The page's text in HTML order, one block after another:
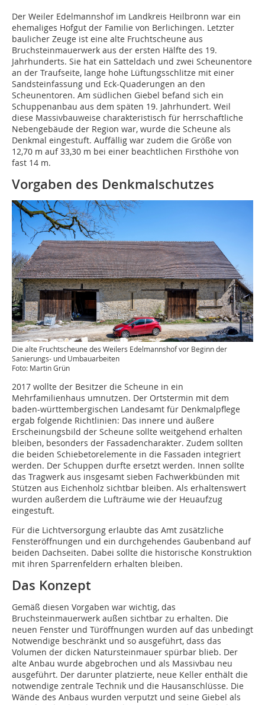
Der Weiler Edelmannshof im Landkreis Heilbronn war ein
ehemaliges Hofgut der Familie von Berlichingen. Letzter
baulicher Zeuge ist eine alte Fruchtscheune aus
Bruchsteinmauerwerk aus der ersten Hälfte des 19.
Jahrhunderts. Sie hat ein Satteldach und zwei Scheunentore
an der Traufseite, lange hohe Lüftungsschlitze mit einer
Sandsteinfassung und Eck-Quaderungen an den
Scheunentoren. Am südlichen Giebel befand sich ein
Schuppenanbau aus dem späten 19. Jahrhundert. Weil
diese Massivbauweise charakteristisch für herrschaftliche
Nebengebäude der Region war, wurde die Scheune als
Denkmal eingestuft. Auffällig war zudem die Größe von
12,70 m auf 33,30 m bei einer beachtlichen Firsthöhe von
fast 14 m.
Vorgaben des Denkmalschutzes
Die alte Fruchtscheune des Weilers Edelmannshof vor Beginn der
Sanierungs- und Umbauarbeiten
Foto: Martin Grün
2017 wollte der Besitzer die Scheune in ein
Mehrfamilienhaus umnutzen. Der Ortstermin mit dem
baden-württembergischen Landesamt für Denkmalpflege
ergab folgende Richtlinien: Das innere und äußere
Erscheinungsbild der Scheune sollte weitgehend erhalten
bleiben, besonders der Fassadencharakter. Zudem sollten
die beiden Schiebetorelemente in die Fassaden integriert
werden. Der Schuppen durfte ersetzt werden. Innen sollte
das Tragwerk aus insgesamt sieben Fachwerkbünden mit
Stützen aus Eichenholz sichtbar bleiben. Als erhaltenswert
wurden außerdem die Lufträume wie der Heuaufzug
eingestuft.
Für die Lichtversorgung erlaubte das Amt zusätzliche
Fensteröffnungen und ein durchgehendes Gaubenband auf
beiden Dachseiten. Dabei sollte die historische Konstruktion
mit ihren Sparrenfeldern erhalten bleiben.
Das Konzept
Gemäß diesen Vorgaben war wichtig, das
Bruchsteinmauerwerk außen sichtbar zu erhalten. Die
neuen Fenster und Türöffnungen wurden auf das unbedingt
Notwendige beschränkt und so ausgeführt, dass das
Volumen der dicken Natursteinmauer spürbar blieb. Der
alte Anbau wurde abgebrochen und als Massivbau neu
ausgeführt. Der darunter platzierte, neue Keller enthält die
notwendige zentrale Technik und die Hausanschlüsse. Die
Wände des Anbaus wurden verputzt und seine Giebel als